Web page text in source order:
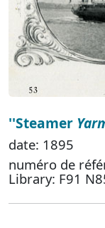
''Steamer
date: 1895
numéro de
Library: F91